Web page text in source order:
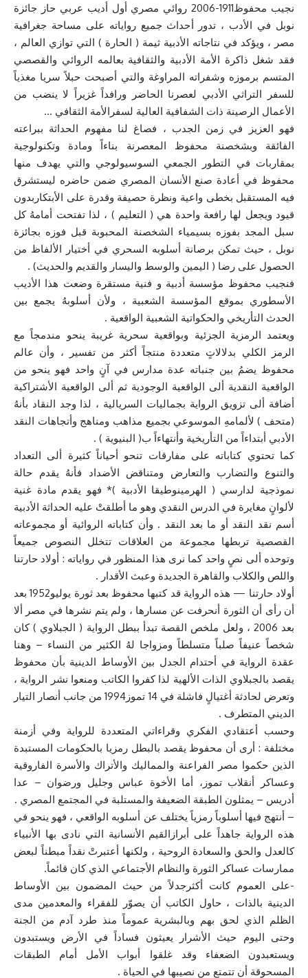
نجيب محفوظ1911-2006 روائي مصري أول أديب عربي حاز جائزة
نوبل في الأدب ، تدور أحداث جميع رواياته على مساحة جغرافية
مصر ، ويؤكد في نتاجاته الأدبية ثيمة ( الحارة ) التي توازي العالم ،
فقد شغل ذاكرة الأمة الأدبية والثقافية بعالمه الروائي والقصصي
المتسم برموزه وشفراته المراوغة والتي أصبحت حبلاً سريا مغذياً
للسفر التراثي الأدبي لعصرنا الحاضر ورافداً غزيراً لا ينضب من
الأعمال الرصينة ذات الشفافية العالية لسفرالأمة الثقافي …
فهو العزيز في زمن الجدب ، فصاغ لنا مفهوم الحداثة ببراعته
الفائقة وبشخصنة محفوظ المعصرنة بناءاً ومادة وتكنولوجية
بمقاربات في التطور الجمعي السوسيولوجي والتي يهدف منها
محفوظ في أعادة صنع الأنسان المصري ضمن حاضره ليستشرق
فيه المستقبل بخطى واعية ونظرة حصيفة وقدرة على الأبتكاربدون
قيود ويجعل لها رافعة واحدة هي ( التعليم ) ، لذا تفتحت أمامهُ كل
سبل المجد بفوزه بسيمياء الشخصنة المحبوبة قبل فوزه بجائزة
نوبل ، حيث تمكن برصانة أسلوبه السحري في أختيار الألفاظ من
الحصول على رضا ( اليمين والوسط واليسار والقديم والحديث) .
فنجيب محفوظ مؤسسة أدبية و فنية مستقرة وضعت هذا الأديب
الأسطوري بموقع المؤسسة الشعبية ، ولأن أسلوبهُ يجمع بين
الحدث التأريخي والحكواتية الشعبية الواقعية .
ويعتمد الرمزية الجزئية وبواقعية سحرية غريبة ينحو مندمجاً مع
الرمز الكلي بدلالاتٍ متعددة منتجاً أكثر من تفسير ، وأن عالم
محفوظ يضمُ بين جنباته عدة مدارس في آنٍ واحد فهو ينحو من
الواقعية النقدية ألى الواقعية الوجودية ثم ألى الواقعية الأشتراكية
أضافة ألى تزويق الرواية بجماليات السريالية ، لذا وجد النقاد بأنهُ
(متحف ) لألمامهِ الموسوعي بجميع مذاهب ومناهج وأتجاهات النقد
الأدبي أبتداءاً من التأريخية وأنتهاءاً ب( البنيوية ) .
كما تحتوي كتاباته على مفارقات تنحو أحياناً كثيرة ألى التعداد
والتنوع والتضارب والتعارض ومتناقض الأضداد فأنهُ يقدم حالة
نموذجية لدارسي ( الهرمينوطيقا الأدبية )* فهو يقدم مادة غنية
لألوانٍ مغايرة في الدرس النقدي وهو ما أطلقتْ عليه الحداثة الأدبية
أسم نقد النقد أو ما بعد النقد . وأن كتاباته الروائية أو مجموعاته
القصصية تربطها مجموعة من العلاقات تتخلل النصوص جميعاً
وتوحده ألى نصٍ واحد كما نرى هذا المنظور في رواياته : أولاد حارتنا
واللص والكلاب والقاهرة الجديدة وعبث الأقدار .
أولاد حارتنا — هذه الرواية قد كتبها محفوظ بعد ثورة يوليو1952 بعد
أن رأى أن الثورة أنحرفت عن مسارها ، ولم يتم نشرها في مصر ألا
بعد 2006 ، ولعل ملخص القصة تبدأ ببطل الرواية ( الجبلاوي ) كان
شخصاً عنيفاً صلباً متسلطاً ومزواجا لهُ الكثير من النساء – وهنا
عقدة الرواية في أحتدام الجدل بين الأوساط الدينية بأن محفوظ
يقصد بالجبلاوي الذات الألهية لذا كفروا الكاتب ومنعوا نشر الرواية ،
وتعرض لحادثة أغتيالٍ فاشلة في 14 تموز1994 من جانب أنصار التيار
الديني المتطرف .
وحسب أعتقادي الفكري وقراءاتي المتعددة للرواية وفي أزمنة
مختلفة : أرى أن محفوظ يقصد بالبطل رمزيا بالحكومات المستبدة
الذين حكموا مصر الفراعنة والمماليك والأتراك والأسرة الفاروقية
وعساكر أنقلاب تموز، أما الأخوة عباس وجليل ورضوان – عدا
أدريس – يمثلون الطبقة الضعيفة والمستلبة في المجتمع المصري .
– أنتهج فيها أسلوباً رمزياً يختلف عن أسلوبه الواقعي ، فهو ينحو في
هذه الرواية جاهداً على أبرازالقيم الأنسانية التي نادى بها الأنبياء
كالعدل والحق والسعادة الروحية ، ولكنها أعتبرتْ نقداً مبطناً لبعض
ممارسات عساكر الثورة والنظام الأجتماعي الذي كان قائماً.
-على العموم كانت أكثرجدلاً من حيث المضمون بين الأوساط
الدينية بالذات ، حاول الكاتب أن يصوّر للفقراء والمعدمين مدى
الظلم الذي لحق بهم وبالبشرية عموماً منذ طرد آدم من الجنة
وحتى اليوم حيث الأشرار يعيثون فساداً في الأرض ويستبدون
ويستعبدون الضعفاء وقد غلقوا أبواب الأمل أمام الطبقات
المسحوقة أن تتمتع من نصيبها في الحياة .